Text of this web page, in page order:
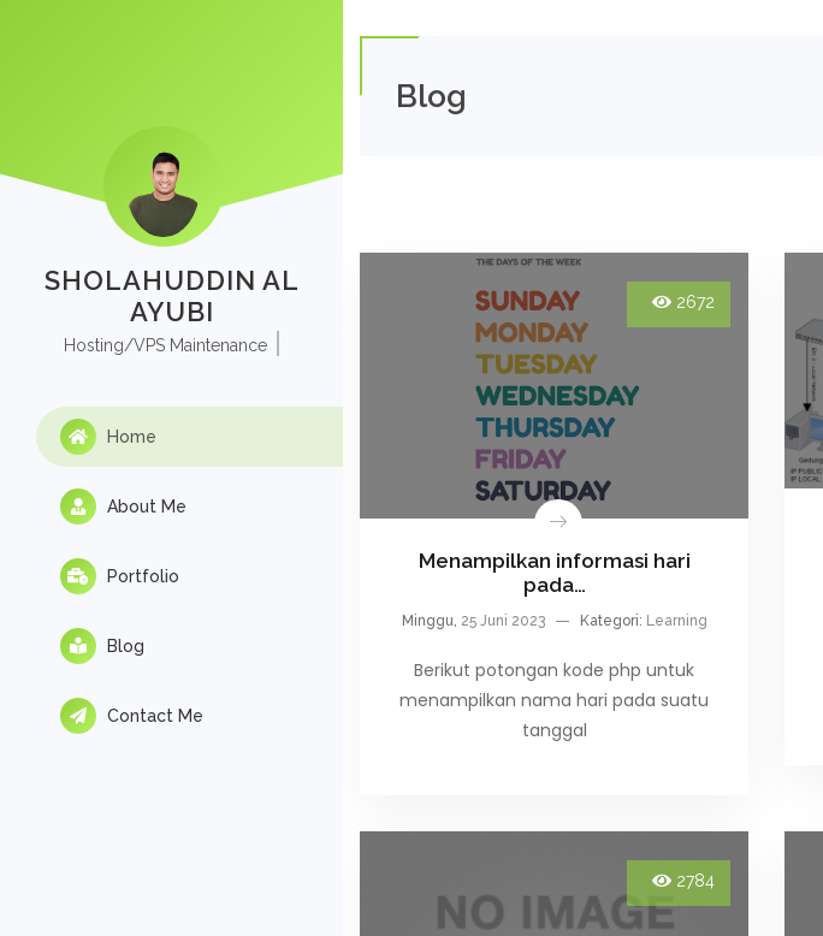
SHOLAHUDDIN AL
AYUBI
Hosting/VPS Maintenance
Home
About Me
Portfolio
Blog
Contact Me
Blog
2672
Menampilkan informasi hari
pada…
Minggu, 25 Juni 2023 Kategori: Learning
Berikut potongan kode php untuk
menampilkan nama hari pada suatu
tanggal
2784